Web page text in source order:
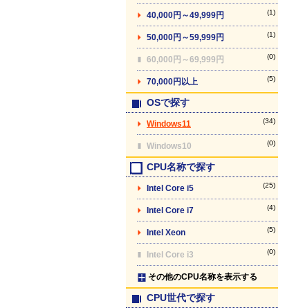
40,000円～49,999円 (1)
50,000円～59,999円 (1)
60,000円～69,999円 (0)
70,000円以上 (5)
OSで探す
Windows11 (34)
Windows10 (0)
CPU名称で探す
Intel Core i5 (25)
Intel Core i7 (4)
Intel Xeon (5)
Intel Core i3 (0)
その他のCPU名称を表示する
CPU世代で探す